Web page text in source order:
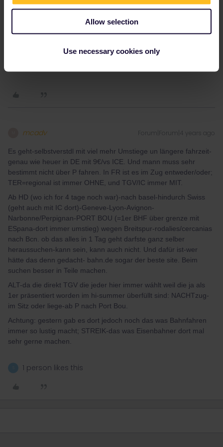
Allow selection
Use necessary cookies only
Dass es keine direkten Verbindungen nach Spanien gibt bzw.
ich einfach "rokambolesk"!)
mcadv Forum|Forum|4 years ago
Es geht-selbstverstdl mit viel mehr Umstiege un längere fahrzeit-
genau wie heuer in DE mit 9€/vs ICE. Und mann muss sehr
bestimmt nicht über P fahren. In FR ist es im Zug entweder/oder;
TER=regional ist immer OHNE, und TGV/IC immer MIT.
Ab HD (wo ich for 4 tage noch war)-nach basel-hindurch Swiss
(geht auch mit IC dort)-Geneve-Lyon-Avignon-
Narbonne/Perpignan-PORT BOU (=1er BHF über grenze mit
ESpana-dort immer umstieg) wegen Breitspur-rodalies/cercanias
nach Bcn. ob das alles in 1 Tag geht darfste ganz selber
heraussuchen-kann sein, kann auch nicht. Und dafür ist-wer
hätte das denn gedacht- bahn.de sogar der beste site. Beim
suchen besser in Teile machen.
ALT-da die direkt TGV die jeder hier immer wáhlt weil die ja als
1er präsentiert worden im hi-summer überfüllt sind: NACHTzug-
im Sitz oder liege-ab P nach Port Bou.
Achtung: gestern gab es dort jedoch noch das was Bahnfahren
immer so lustig macht; STREIK-das was Eisenbahner dort mal
sehr gerne machen.
1 person likes this